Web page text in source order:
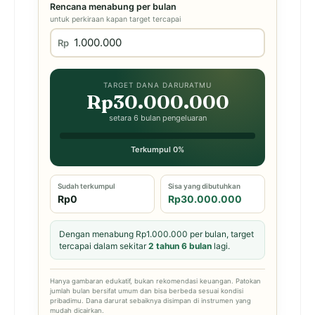
Rencana menabung per bulan
untuk perkiraan kapan target tercapai
Rp
TARGET DANA DARURATMU
Rp30.000.000
setara 6 bulan pengeluaran
Terkumpul 0%
Sudah terkumpul
Rp0
Sisa yang dibutuhkan
Rp30.000.000
Dengan menabung Rp1.000.000 per bulan, target
tercapai dalam sekitar2 tahun 6 bulan lagi.
Hanya gambaran edukatif, bukan rekomendasi keuangan. Patokan
jumlah bulan bersifat umum dan bisa berbeda sesuai kondisi
pribadimu. Dana darurat sebaiknya disimpan di instrumen yang
mudah dicairkan.